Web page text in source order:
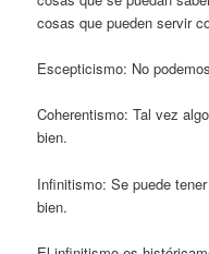
cosas que pueden servir
Escepticismo: No
Coherentismo: Tal vez
bien.
Infinitismo: Se puede
bien.